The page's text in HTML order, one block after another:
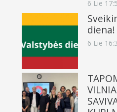
6 Lie
diena!
6 Lie